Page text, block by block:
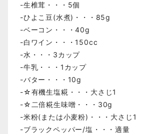
-生椎茸・・・5個
-ひよこ豆(水煮)・・・85g
-ベーコン・・・40g
-白ワイン・・・150cc
-水・・・3カップ
-牛乳・・・1カップ
-バター・・・10g
-☆有機生塩糀・・・大さじ1
-☆二倍糀生味噌・・・30g
-米粉(または小麦粉)・・・大さじ1
-ブラックペッパー/塩・・・適量